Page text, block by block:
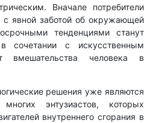
Вначале потребители
с явной заботой об окружающей
тенденциями станут
сочетании с искусственным
вмешательства человека в
решения уже являются
энтузиастов, которых
внутреннего сгорания в